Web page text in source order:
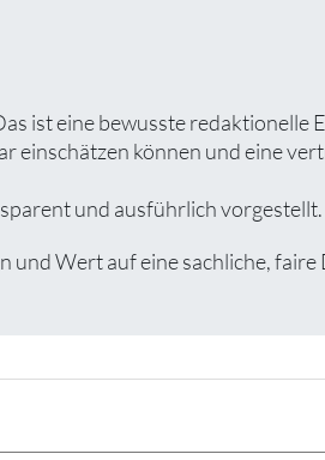
ist eine bewusste redaktionelle
einschätzen können und eine
und ausführlich vorgestellt.
Wert auf eine sachliche,